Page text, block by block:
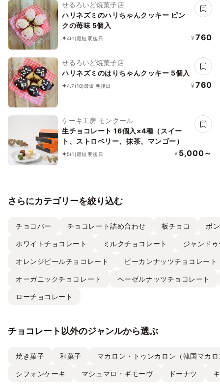
せるろいど焼菓子店
ハリネズミのハリちゃんクッキー ピン
クの苺味 5個入
4(1)最短 明後日 ¥ 760
せるろいど焼菓子店
ハリネズミのはりちゃんクッキー 5個入
4.7 (10)最短 明後日 ¥ 760
ケーキ工房 モンクール
生チョコレート 16個入×4種（スイー
ト、ストロベリー、抹茶、マンゴー）
5(1)最短 明後日 ¥ 5,000～
さらにカテゴリーを絞り込む
チョコバー チョコレート詰め合わせ 板チョコ ボ
ホワイトチョコレート ミルクチョコレート ジャンド
オレンジピールチョコレート ピーカンナッツチョコレート
オーガニックチョコレート ヘーゼルナッツチョコレート
ローチョコレート
チョコレート以外のジャンルから選ぶ
焼き菓子 和菓子 マカロン・トゥンカロン（韓国マカ
シフォンケーキ マシュマロ・ギモーヴ ドーナツ